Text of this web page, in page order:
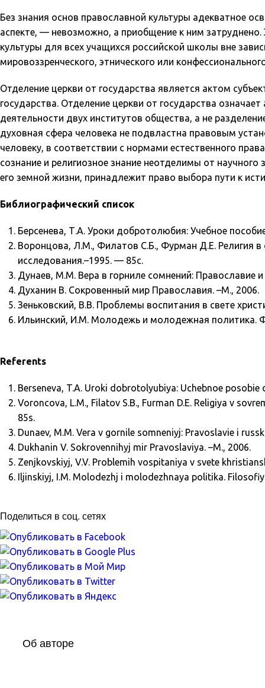
Без знания основ православной культуры адекватное
аспекте, — невозможно, а приобщение к ним
культуры для всех учащихся российской школы вне
мировоззренческого, этнического или
Отделение церкви от государства является актом
государства. Отделение церкви от государства
деятельности двух институтов общества, а не
духовная сфера человека не подвластна правовым
человеку, в соответствии с нормами естественного
сознание и религиозное знание неотделимы от
его земной жизни, принадлежит право выбора пути к
Библиографический список
Берсенева, Т.А. Уроки добротолюбия: Учебное
Воронцова, Л.М., Филатов С.Б., Фурман Д.Е. Религия
исследования.–1995. — 85с.
Дунаев, М.М. Вера в горниле сомнений: Православие и
Духанин В. Сокровенный мир Православия. –М., 2006.
Зеньковский, В.В. Проблемы воспитания в свете
Ильинский, И.М. Молодежь и молодежная политика.
Referents
Berseneva, T.A. Uroki dobrotolyubiya: Uchebnoe
Voroncova, L.M., Filatov S.B., Furman D.E. Religiya v
85s.
Dunaev, M.M. Vera v gornile somneniyj: Pravoslavie i
Dukhanin V. Sokrovennihyj mir Pravoslaviya. –M., 2006.
Zenjkovskiyj, V.V. Problemih vospitaniya v svete
Iljinskiyj, I.M. Molodezhj i molodezhnaya politika.
Поделиться в соц. сетях
Об авторе